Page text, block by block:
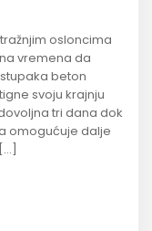
osloncima
vremena da
beton
svoju krajnju
tri dana dok
omogućuje dalje